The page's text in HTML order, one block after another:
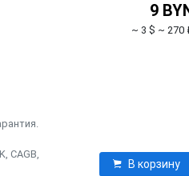
CAGB,
9
~ 3 $ ~ 270
В корзину